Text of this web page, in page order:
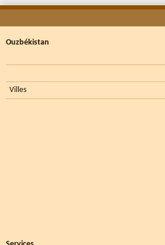
Ouzbékistan
Villes